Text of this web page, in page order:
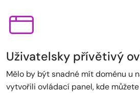
Uživatelsky přívětivý
Mělo by být snadné mít doménu u
vytvořili ovládací panel, kde